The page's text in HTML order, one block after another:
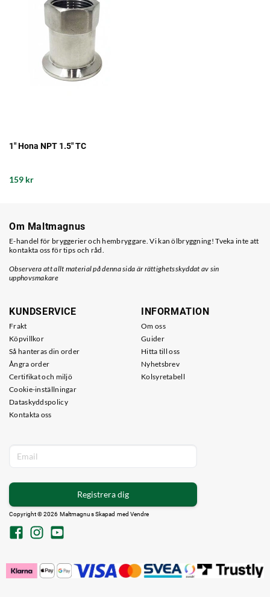
1" Hona NPT 1.5" TC
159 kr
Om Maltmagnus
E-handel för bryggerier och hembryggare. Vi kan ölbryggning! Tveka inte att
kontakta oss för tips och råd.
Observera att allt material på denna sida är rättighetsskyddat av sin
upphovsmakare
KUNDSERVICE
Frakt
Köpvillkor
Så hanteras din order
Ångra order
Certifikat och miljö
Cookie-inställningar
Dataskyddspolicy
Kontakta oss
INFORMATION
Om oss
Guider
Hitta till oss
Nyhetsbrev
Kolsyretabell
Registrera dig
Copyright © 2026 Maltmagnus Skapad med Vendre